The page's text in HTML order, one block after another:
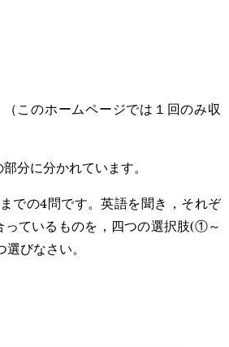
このホームページでは１回のみ収
分に分かれています。
での4問です。英語を聞き，それぞ
っているものを，四つの選択肢(①～
びなさい。